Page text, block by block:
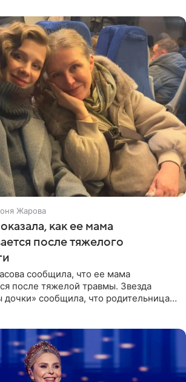
Жарова
как ее мама
после тяжелого
сообщила, что ее мама
после тяжелой травмы. Звезда
дочки» сообщила, что родительница